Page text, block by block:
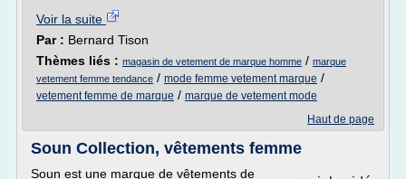
Voir la suite
Par : Bernard Tison
Thèmes liés : magasin de vetement de marque homme / marque
vetement femme tendance / mode femme vetement marque /
vetement femme de marque / marque de vetement mode
Haut de page
Soun Collection, vêtements femme
Soun est une marque de vêtements de